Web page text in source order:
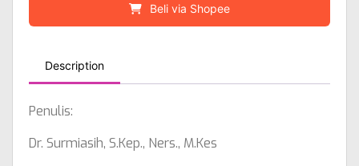
Beli via Shopee
Description
Penulis:
Dr. Surmiasih, S.Kep., Ners., M.Kes